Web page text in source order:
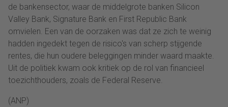
de bankensector, waar de middelgrote banken Silicon
Valley Bank, Signature Bank en First Republic Bank
omvielen. Een van de oorzaken was dat ze zich te weinig
hadden ingedekt tegen de risico's van scherp stijgende
rentes, die hun oudere beleggingen minder waard maakte.
Uit de politiek kwam ook kritiek op de rol van financieel
toezichthouders, zoals de Federal Reserve.
(ANP)